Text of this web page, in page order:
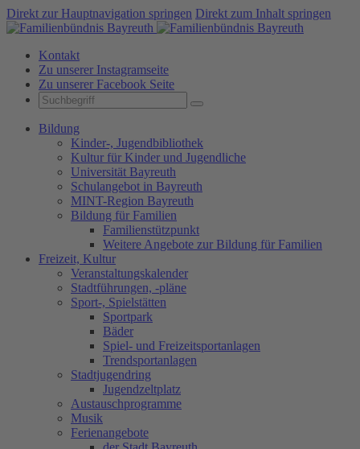
Direkt zur Hauptnavigation springen Direkt zum Inhalt springen
Kontakt
Zu unserer Instagramseite
Zu unserer Facebook Seite
Bildung
Kinder-, Jugendbibliothek
Kultur für Kinder und Jugendliche
Universität Bayreuth
Schulangebot in Bayreuth
MINT-Region Bayreuth
Bildung für Familien
Familienstützpunkt
Weitere Angebote zur Bildung für Familien
Freizeit, Kultur
Veranstaltungskalender
Stadtführungen, -pläne
Sport-, Spielstätten
Sportpark
Bäder
Spiel- und Freizeitsportanlagen
Trendsportanlagen
Stadtjugendring
Jugendzeltplatz
Austauschprogramme
Musik
Ferienangebote